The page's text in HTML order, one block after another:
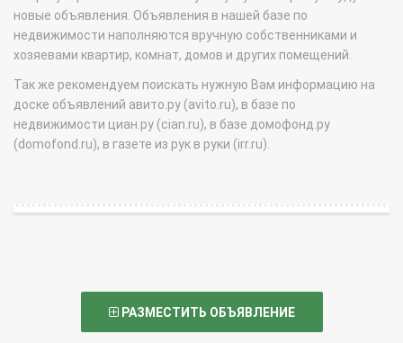
новые объявления. Объявления в нашей базе по
недвижимости наполняются вручную собственниками и
хозяевами квартир, комнат, домов и других помещений.
Так же рекомендуем поискать нужную Вам информацию на
доске объявлений авито.ру (avito.ru), в базе по
недвижимости циан.ру (cian.ru), в базе домофонд.ру
(domofond.ru), в газете из рук в руки (irr.ru).
РАЗМЕСТИТЬ ОБЪЯВЛЕНИЕ